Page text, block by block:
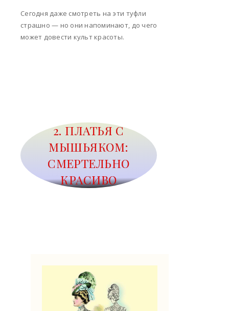
Сегодня даже смотреть на эти туфли
страшно — но они напоминают, до чего
может довести культ красоты.
2. ПЛАТЬЯ С
МЫШЬЯКОМ:
СМЕРТЕЛЬНО
КРАСИВО